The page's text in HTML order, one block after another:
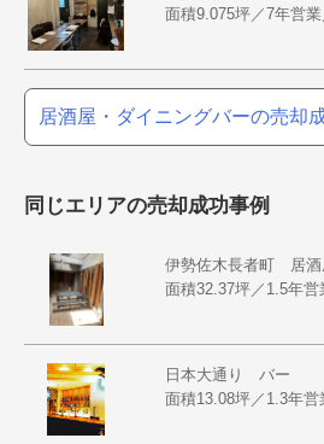
面積9.075坪／7年営
居酒屋・ダイニングバーの売却
同じエリアの売却成功事例
伊勢佐木長者町 居酒
面積32.37坪／1.5年
日本大通り バー
面積13.08坪／1.3年